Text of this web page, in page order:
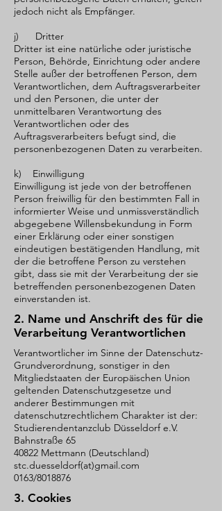
jedoch nicht als Empfänger.
j) Dritter
Dritter ist eine natürliche oder juristische
Person, Behörde, Einrichtung oder andere
Stelle außer der betroffenen Person, dem
Verantwortlichen, dem Auftragsverarbeiter
und den Personen, die unter der
unmittelbaren Verantwortung des
Verantwortlichen oder des
Auftragsverarbeiters befugt sind, die
personenbezogenen Daten zu verarbeiten.
k) Einwilligung
Einwilligung ist jede von der betroffenen
Person freiwillig für den bestimmten Fall in
informierter Weise und unmissverständlich
abgegebene Willensbekundung in Form
einer Erklärung oder einer sonstigen
eindeutigen bestätigenden Handlung, mit
der die betroffene Person zu verstehen
gibt, dass sie mit der Verarbeitung der sie
betreffenden personenbezogenen Daten
einverstanden ist.
2. Name und Anschrift des für die
Verarbeitung Verantwortlichen
Verantwortlicher im Sinne der Datenschutz-
Grundverordnung, sonstiger in den
Mitgliedstaaten der Europäischen Union
geltenden Datenschutzgesetze und
anderer Bestimmungen mit
datenschutzrechtlichem Charakter ist der:
Studierendentanzclub Düsseldorf e.V.
Bahnstraße 65
40822 Mettmann (Deutschland)
stc.duesseldorf(at)gmail.com
0163/8018876
3. Cookies